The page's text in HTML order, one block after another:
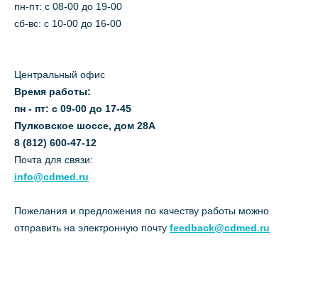
пн-пт: c 08-00 до 19-00
сб-вс: с 10-00 до 16-00
Центральный офис
Время работы:
пн - пт: с 09-00 до 17-45
Пулковское шоссе, дом 28А
8 (812) 600-47-12
Почта для связи:
info@cdmed.ru
Пожелания и предложения по качеству работы можно
отправить на электронную почту feedback@cdmed.ru